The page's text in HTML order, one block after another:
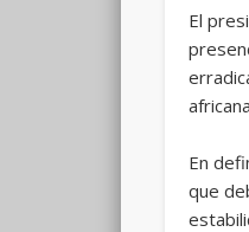
El
En
que